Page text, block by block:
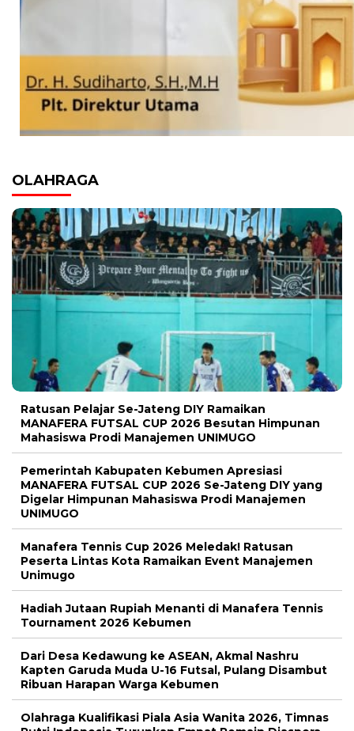
OLAHRAGA
Ratusan Pelajar Se-Jateng DIY Ramaikan
MANAFERA FUTSAL CUP 2026 Besutan Himpunan
Mahasiswa Prodi Manajemen UNIMUGO
Pemerintah Kabupaten Kebumen Apresiasi
MANAFERA FUTSAL CUP 2026 Se-Jateng DIY yang
Digelar Himpunan Mahasiswa Prodi Manajemen
UNIMUGO
Manafera Tennis Cup 2026 Meledak! Ratusan
Peserta Lintas Kota Ramaikan Event Manajemen
Unimugo
Hadiah Jutaan Rupiah Menanti di Manafera Tennis
Tournament 2026 Kebumen
Dari Desa Kedawung ke ASEAN, Akmal Nashru
Kapten Garuda Muda U-16 Futsal, Pulang Disambut
Ribuan Harapan Warga Kebumen
Olahraga Kualifikasi Piala Asia Wanita 2026, Timnas